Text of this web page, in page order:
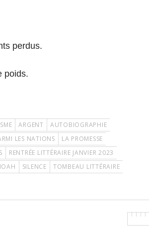
perdus.
poids.
ARGENT
AUTOBIOGRAPHIE
LES NATIONS
LA PROMESSE
RENTRÉE LITTÉRAIRE JANVIER 2023
SILENCE
TOMBEAU LITTÉRAIRE